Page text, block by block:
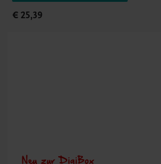
€ 25,39
Neu zur DigiBox